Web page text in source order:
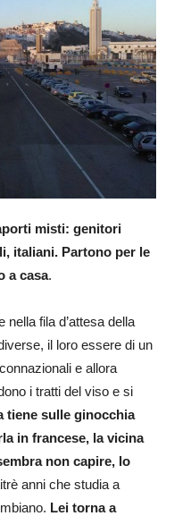
misti: genitori
italiani. Partono per le
a casa.
fila d’attesa della
il loro essere di un
e allora
i tratti del viso e si
tiene sulle ginocchia
in francese, la vicina
non capire, lo
anni che studia a
Lei torna a